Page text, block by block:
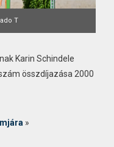
T
Karin Schindele
összdíjazása 2000
»